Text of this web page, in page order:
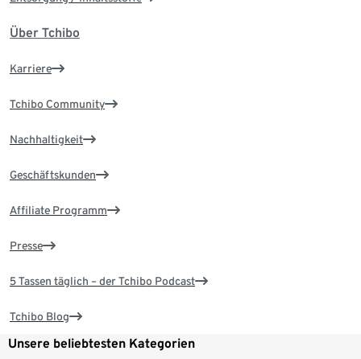
Über Tchibo
Karriere
Tchibo Community
Nachhaltigkeit
Geschäftskunden
Affiliate Programm
Presse
5 Tassen täglich – der Tchibo Podcast
Tchibo Blog
Unsere beliebtesten Kategorien